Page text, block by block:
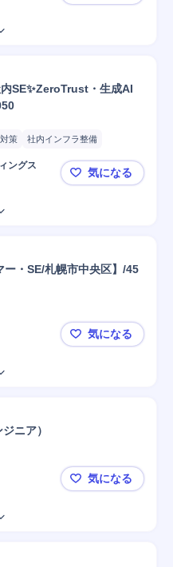
SE✨ZeroTrust・生成AI
策
社内インフラ整備
ングス
東証プライ
気になる
ー・SE/札幌市中央区】/45
【システム
気になる
ニア）
R&Dエンジ
気になる